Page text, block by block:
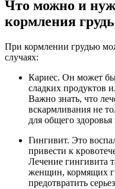
Что можно и
кормления
При кормлении грудью
случаях:
Кариес. Он может
сладких продуктов
Важно знать, что
вскармливания не
для общего
Гингивит. Это
привести к
Лечение гингивита
женщин, кормящих
предотвратить